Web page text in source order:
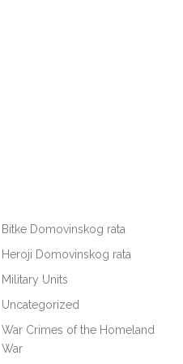
Bitke Domovinskog rata
Heroji Domovinskog rata
Military Units
Uncategorized
War Crimes of the Homeland
War